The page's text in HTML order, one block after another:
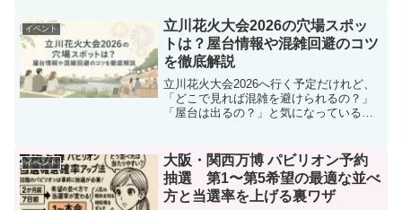
ことはあるの？」と疑問に感じたことが
ある方もいるのではない...
イベント
立川花火大会2026の穴場スポッ
トは？屋台情報や混雑回避のコツ
を徹底解説
立川花火大会2026へ行く予定だけれど、
「どこで見れば混雑を避けられるの？」
「屋台は出るの？」と気になっている方
トのため、毎年多くの来場者で賑わいま
す。そのため、事前に...
イベント
大阪・関西万博 パビリオン予約
抽選 第1〜第5希望の最適な並べ
方と当選率を上げる裏ワザ